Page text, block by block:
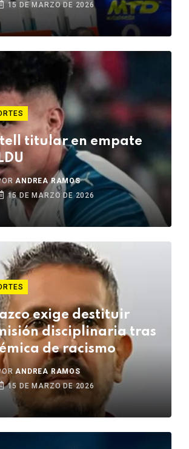
15 DE MARZO DE 2026
titular en empate
ANDREA RAMOS
15 DE MARZO DE 2026
exige destituir
disciplinaria tras
de racismo
ANDREA RAMOS
15 DE MARZO DE 2026